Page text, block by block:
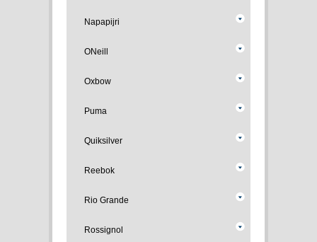
Napapijri
ONeill
Oxbow
Puma
Quiksilver
Reebok
Rio Grande
Rossignol